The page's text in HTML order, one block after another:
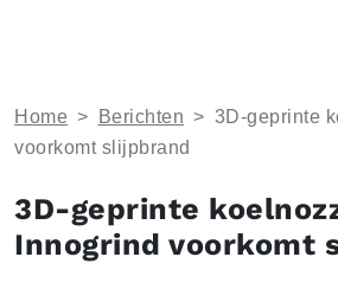
Home > Berichten > 3D-geprinte
voorkomt slijpbrand
3D-geprinte
Innogrind voorkomt